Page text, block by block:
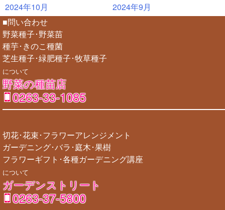
2024年10月
2024年9月
■問い合わせ
野菜種子･野菜苗
種芋･きのこ種菌
芝生種子･緑肥種子･牧草種子
について
野菜の種苗店
0263-33-1085
切花･花束･フラワーアレンジメント
ガーデニング･バラ･庭木･果樹
フラワーギフト･各種ガーデニング講座
について
ガーデンストリート
0263-37-5800